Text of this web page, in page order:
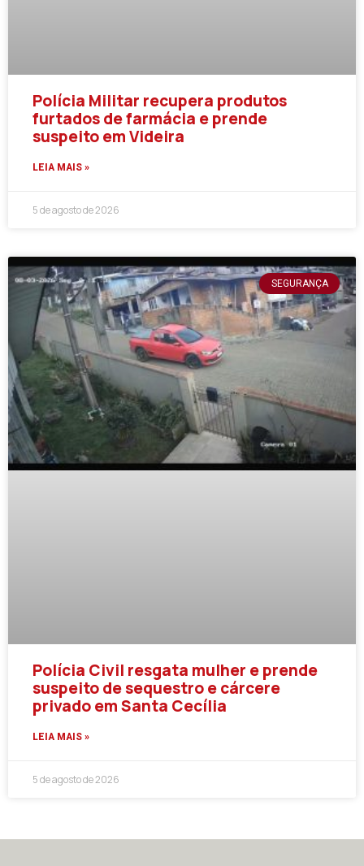
Polícia Militar recupera produtos
furtados de farmácia e prende
suspeito em Videira
LEIA MAIS »
5 de agosto de 2026
SEGURANÇA
Polícia Civil resgata mulher e prende
suspeito de sequestro e cárcere
privado em Santa Cecília
LEIA MAIS »
5 de agosto de 2026